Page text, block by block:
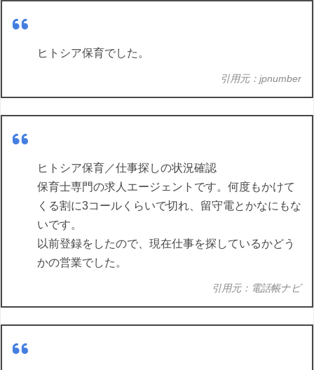
ヒトシア保育でした。
引用元：jpnumber
ヒトシア保育／仕事探しの状況確認
保育士専門の求人エージェントです。何度もかけて
くる割に3コールくらいで切れ、留守電とかなにもな
いです。
以前登録をしたので、現在仕事を探しているかどう
かの営業でした。
引用元：電話帳ナビ